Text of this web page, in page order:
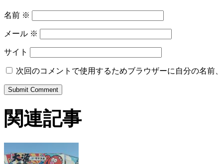
名前 ※
メール ※
サイト
次回のコメントで使用するためブラウザーに自分の名前
関連記事